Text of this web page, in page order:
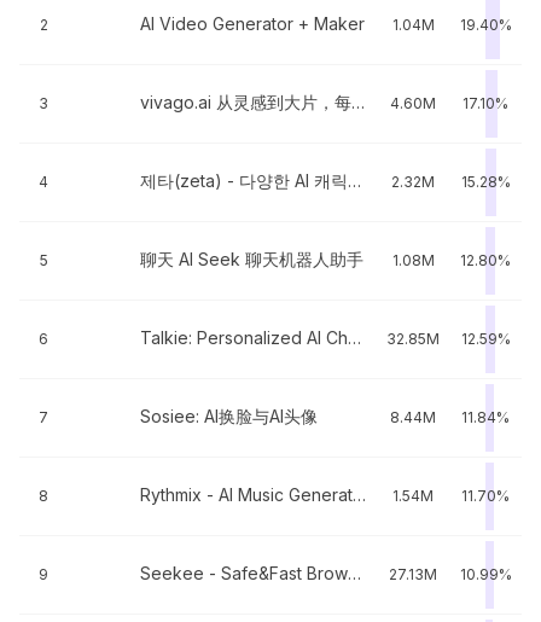
2 AI Video Generator + Maker 1.04M 19.40%
3 vivago.ai 从灵感到大片，每个人都能用的 AI 导演 4.60M 17.10%
4 제타(zeta) - 다양한 AI 캐릭터와 나만의 스토리 2.32M 15.28%
5 聊天 AI Seek 聊天机器人助手 1.08M 12.80%
6 Talkie: Personalized AI Chats 32.85M 12.59%
7 Sosiee: AI换脸与AI头像 8.44M 11.84%
8 Rythmix - AI Music Generator 1.54M 11.70%
9 Seekee - Safe&Fast Browser 27.13M 10.99%